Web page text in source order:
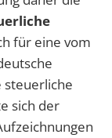
für eine vom
steuerliche
sich der